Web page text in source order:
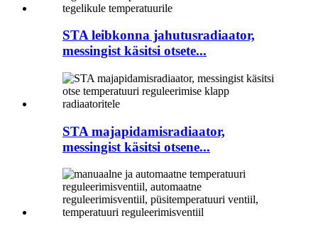
STA leibkonna jahutusradiaator,
messingist käsitsi otsete...
STA majapidamisradiaator,
messingist käsitsi otsene...